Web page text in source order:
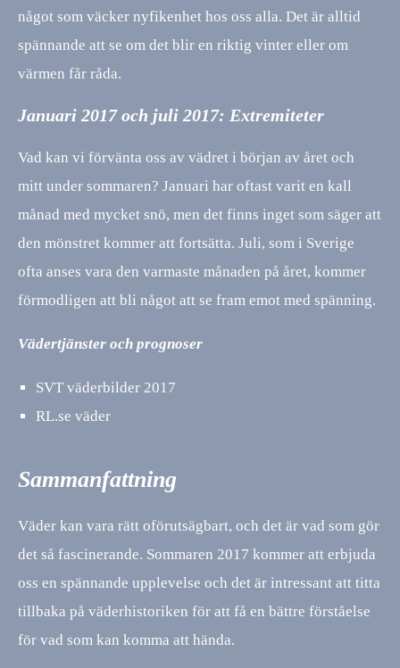
något som väcker nyfikenhet hos oss alla. Det är alltid
spännande att se om det blir en riktig vinter eller om
värmen får råda.
Januari 2017 och juli 2017: Extremiteter
Vad kan vi förvänta oss av vädret i början av året och
mitt under sommaren? Januari har oftast varit en kall
månad med mycket snö, men det finns inget som säger att
den mönstret kommer att fortsätta. Juli, som i Sverige
ofta anses vara den varmaste månaden på året, kommer
förmodligen att bli något att se fram emot med spänning.
Vädertjänster och prognoser
SVT väderbilder 2017
RL.se väder
Sammanfattning
Väder kan vara rätt oförutsägbart, och det är vad som gör
det så fascinerande. Sommaren 2017 kommer att erbjuda
oss en spännande upplevelse och det är intressant att titta
tillbaka på väderhistoriken för att få en bättre förståelse
för vad som kan komma att hända.